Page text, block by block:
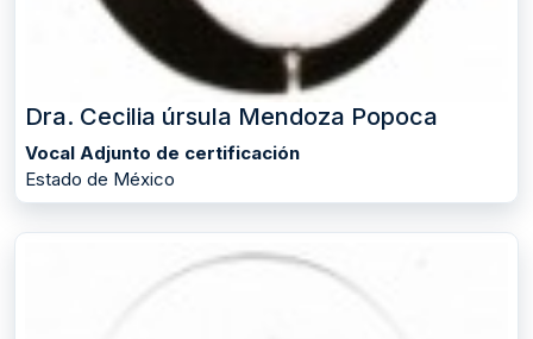
Dra. Cecilia úrsula Mendoza Popoca
Vocal Adjunto de certificación
Estado de México